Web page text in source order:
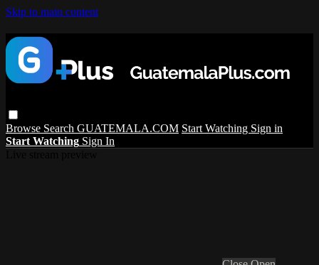
Skip to main content
Browse Search GUATEMALA.COM Start Watching Sign in
Start Watching Sign In